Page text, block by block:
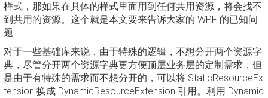
样式，那如果在具体的样式里面用到任何共用资源，将会找不
到共用的资源。这个就是本文要来告诉大家的 WPF 的已知问
题
对于一些基础库来说，由于特殊的逻辑，不想分开两个资源字
典，尽管分开两个资源字典更方便顶层业务层的定制需求，但
是由于有特殊的需求而不想分开的，可以将 StaticResourceEx
tension 换成 DynamicResourceExtension 引用。利用 Dynamic